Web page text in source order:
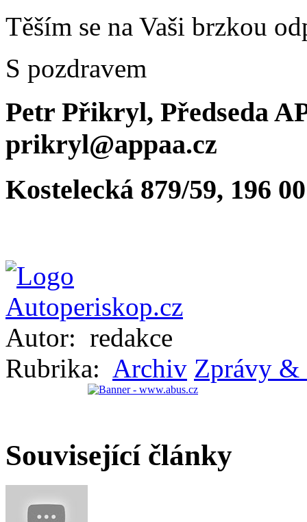
Těším se na Vaši brzkou
S pozdravem
Petr Přikryl, Předseda
prikryl@appaa.cz
Kostelecká 879/59, 196
Autor: redakce
Rubrika: Archiv Zprávy &
Související články